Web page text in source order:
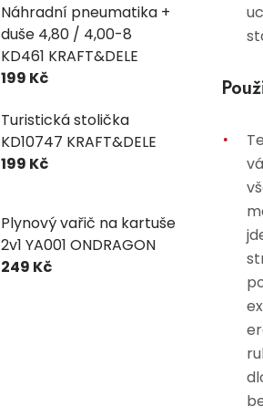
Náhradní pneumatika +
duše 4,80 / 4,00-8
KD461 KRAFT&DELE
199 Kč
Turistická stolička
KD10747 KRAFT&DELE
199 Kč
Plynový vařič na kartuše
2v1 YA001 ONDRAGON
249 Kč